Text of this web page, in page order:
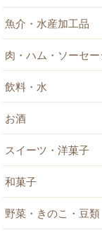
魚介・水産加工品
肉・ハム・ソーセー
飲料・水
お酒
スイーツ・洋菓子
和菓子
野菜・きのこ・豆類